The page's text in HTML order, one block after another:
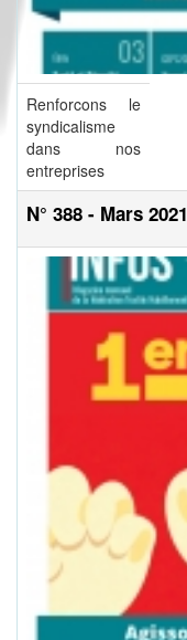
Renforcons le
syndicalisme
dans nos
entreprises
N° 388 - Mars 2021